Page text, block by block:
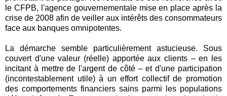
le CFPB, l'agence gouvernementale mise en place après la
crise de 2008 afin de veiller aux intérêts des consommateurs
face aux banques omnipotentes.
La démarche semble particulièrement astucieuse. Sous
couvert d'une valeur (réelle) apportée aux clients – en les
incitant à mettre de l'argent de côté – et d'une participation
(incontestablement utile) à un effort collectif de promotion
des comportements financiers sains parmi les populations